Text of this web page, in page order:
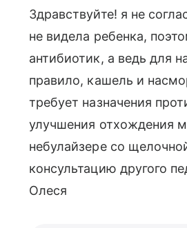
Здравствуйте! я не
не видела ребенка,
антибиотик, а ведь для
правило, кашель и
требует назначения
улучшения отхождения
небулайзере со
консультацию другого
Олеся